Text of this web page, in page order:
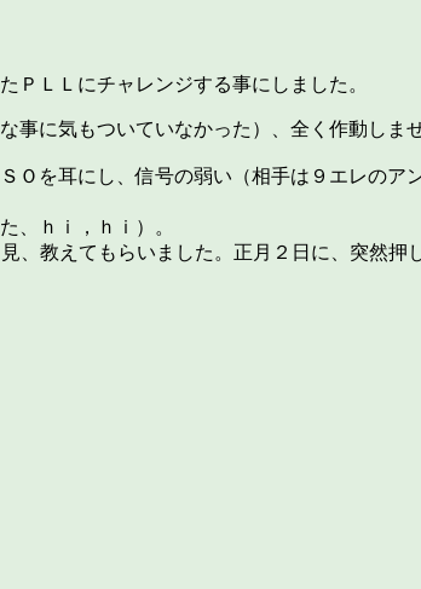
ＰＬＬにチャレンジする事にしました。
に気もついていなかった）、全く作動しま
Ｏを耳にし、信号の弱い（相手は９エレのア
、ｈｉ，ｈｉ）。
、教えてもらいました。正月２日に、突然押